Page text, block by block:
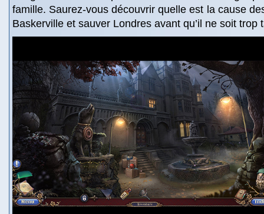
famille. Saurez-vous découvrir quelle est la cause
Baskerville et sauver Londres avant qu’il ne soit trop